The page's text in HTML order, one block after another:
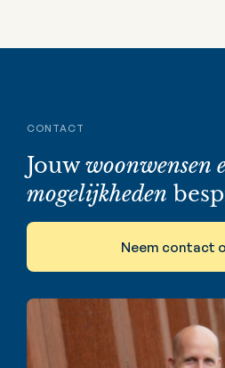
CONTACT
Jouwwoonwensen
mogelijkheden
Neem contact